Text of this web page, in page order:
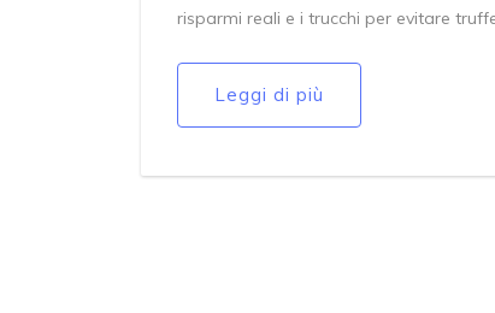
risparmi reali e i trucchi per evitare
Leggi di più